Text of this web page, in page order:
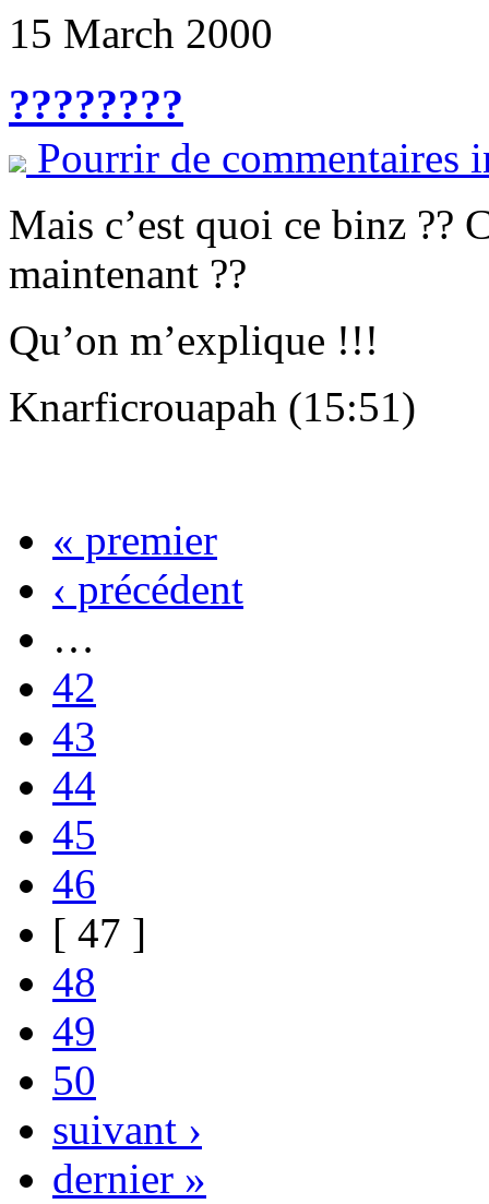
15 March 2000
????????
Pourrir de commentaires
Mais c’est quoi ce binz ??
maintenant ??
Qu’on m’explique !!!
Knarficrouapah (15:51)
« premier
‹ précédent
…
42
43
44
45
46
[ 47 ]
48
49
50
suivant ›
dernier »